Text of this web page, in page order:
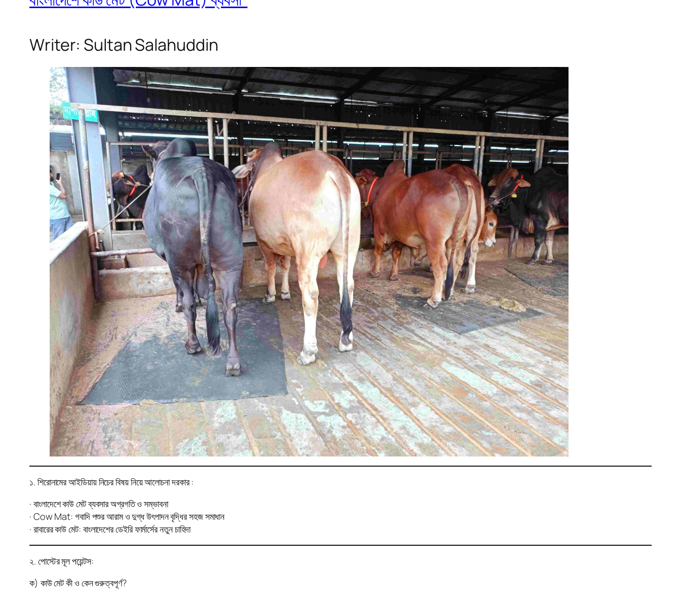
Writer: Sultan Salahuddin
১. শিরোনামের আইডিয়ায় নিচের বিষয় নিয়ে আলোচনা দরকার :
· বাংলাদেশে কাউ মেট ব্যবসার অগ্রগতি ও সম্ভাবনা
· Cow Mat: গবাদি পশুর আরাম ও দুগ্ধ উৎপাদন বৃদ্ধির সহজ সমাধান
· রাবারের কাউ মেট: বাংলাদেশের ডেইরি ফার্মার্সের নতুন চাহিদা
২. পোস্টের মূল পয়েন্টস:
ক) কাউ মেট কী ও কেন গুরুত্বপূর্ণ?